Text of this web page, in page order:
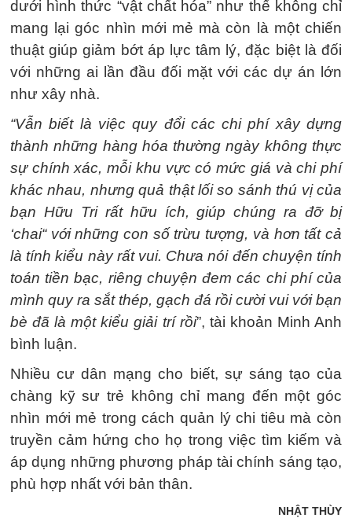
dưới hình thức “vật chất hóa” như thế không chỉ
mang lại góc nhìn mới mẻ mà còn là một chiến
thuật giúp giảm bớt áp lực tâm lý, đặc biệt là đối
với những ai lần đầu đối mặt với các dự án lớn
như xây nhà.
“Vẫn biết là việc quy đổi các chi phí xây dựng
thành những hàng hóa thường ngày không thực
sự chính xác, mỗi khu vực có mức giá và chi phí
khác nhau, nhưng quả thật lối so sánh thú vị của
bạn Hữu Tri rất hữu ích, giúp chúng ra đỡ bị
‘chai“ với những con số trừu tượng, và hơn tất cả
là tính kiểu này rất vui. Chưa nói đến chuyện tính
toán tiền bạc, riêng chuyện đem các chi phí của
mình quy ra sắt thép, gạch đá rồi cười vui với bạn
bè đã là một kiểu giải trí rồi”, tài khoản Minh Anh
bình luận.
Nhiều cư dân mạng cho biết, sự sáng tạo của
chàng kỹ sư trẻ không chỉ mang đến một góc
nhìn mới mẻ trong cách quản lý chi tiêu mà còn
truyền cảm hứng cho họ trong việc tìm kiếm và
áp dụng những phương pháp tài chính sáng tạo,
phù hợp nhất với bản thân.
NHẬT THÙY